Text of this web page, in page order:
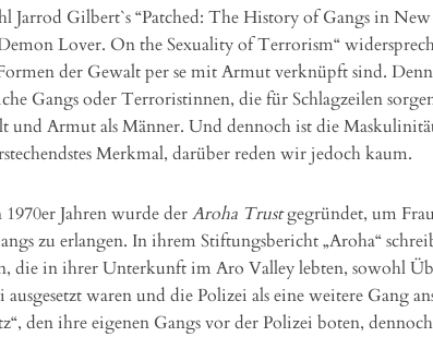
Jarrod Gilbert`s “Patched: The History of Gangs in
Lover. On the Sexuality of Terrorism“
der Gewalt per se mit Armut verknüpft sind.
Gangs oder Terroristinnen, die für Schlagzeilen
und Armut als Männer. Und dennoch ist die
Merkmal, darüber reden wir jedoch kaum.
1970er Jahren wurde derAroha Trustgegründet, um
zu erlangen. In ihrem Stiftungsbericht „Aroha“
die in ihrer Unterkunft im Aro Valley lebten, sowohl
ausgesetzt waren und die Polizei als eine weitere Gang
den ihre eigenen Gangs vor der Polizei boten,